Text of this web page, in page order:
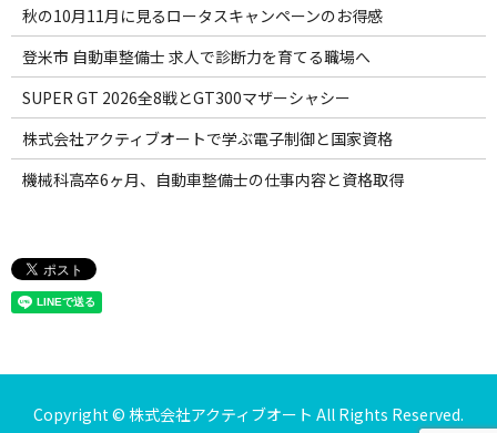
秋の10月11月に見るロータスキャンペーンのお得感
登米市 自動車整備士 求人で診断力を育てる職場へ
SUPER GT 2026全8戦とGT300マザーシャシー
株式会社アクティブオートで学ぶ電子制御と国家資格
機械科高卒6ヶ月、自動車整備士の仕事内容と資格取得
Copyright © 株式会社アクティブオート All Rights Reserved.